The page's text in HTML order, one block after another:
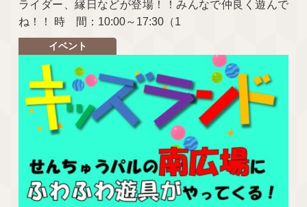
ライダー、縁日などが登場！！みんなで仲良く遊んで
ね！！ 時 間：10:00～17:30（1
イベント